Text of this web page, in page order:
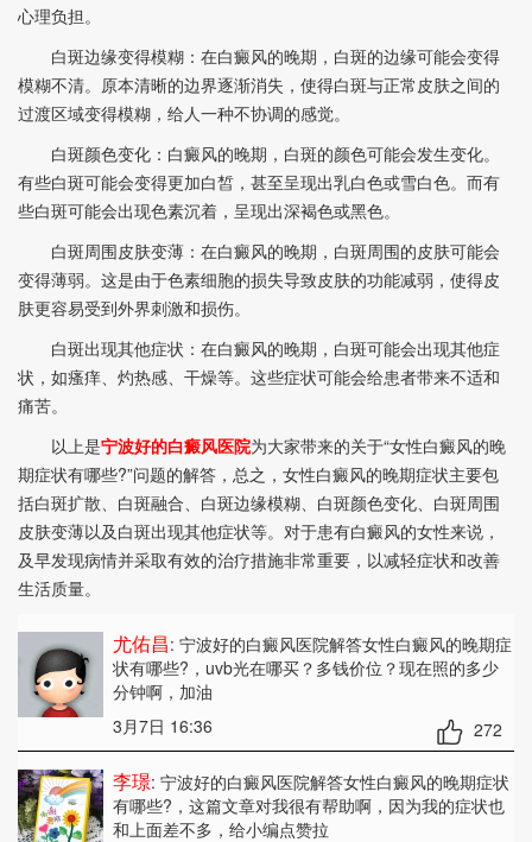
心理负担。
白斑边缘变得模糊：在白癜风的晚期，白斑的边缘可能会变得
模糊不清。原本清晰的边界逐渐消失，使得白斑与正常皮肤之间的
过渡区域变得模糊，给人一种不协调的感觉。
白斑颜色变化：白癜风的晚期，白斑的颜色可能会发生变化。
有些白斑可能会变得更加白皙，甚至呈现出乳白色或雪白色。而有
些白斑可能会出现色素沉着，呈现出深褐色或黑色。
白斑周围皮肤变薄：在白癜风的晚期，白斑周围的皮肤可能会
变得薄弱。这是由于色素细胞的损失导致皮肤的功能减弱，使得皮
肤更容易受到外界刺激和损伤。
白斑出现其他症状：在白癜风的晚期，白斑可能会出现其他症
状，如瘙痒、灼热感、干燥等。这些症状可能会给患者带来不适和
痛苦。
以上是宁波好的白癜风医院为大家带来的关于“女性白癜风的晚
期症状有哪些?”问题的解答，总之，女性白癜风的晚期症状主要包
括白斑扩散、白斑融合、白斑边缘模糊、白斑颜色变化、白斑周围
皮肤变薄以及白斑出现其他症状等。对于患有白癜风的女性来说，
及早发现病情并采取有效的治疗措施非常重要，以减轻症状和改善
生活质量。
尤佑昌: 宁波好的白癜风医院解答女性白癜风的晚期症
状有哪些? ，uvb光在哪买？多钱价位？现在照的多少
分钟啊，加油
3月7日 16:36
272
李璟: 宁波好的白癜风医院解答女性白癜风的晚期症状
有哪些? ，这篇文章对我很有帮助啊，因为我的症状也
和上面差不多，给小编点赞拉